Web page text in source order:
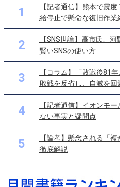
1
【記者通信】熊本で震
給停止で懸命な復旧作業
2
【SNS世論】高市氏、
賢いSNSの使い方
3
【コラム】「敗戦後81
敗戦を反省し、自滅を回
4
【記者通信】イオンモ
ない事実と疑問点
5
【論考】懸念される「
徹底解説